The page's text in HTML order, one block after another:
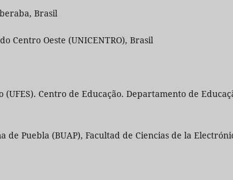
Brasil
Centro Oeste (UNICENTRO), Brasil
Centro de Educação. Departamento de
Puebla (BUAP), Facultad de Ciencias de la